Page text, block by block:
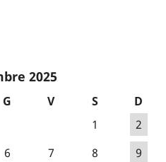
2025
G V S
D
1
2
6 7 8
9